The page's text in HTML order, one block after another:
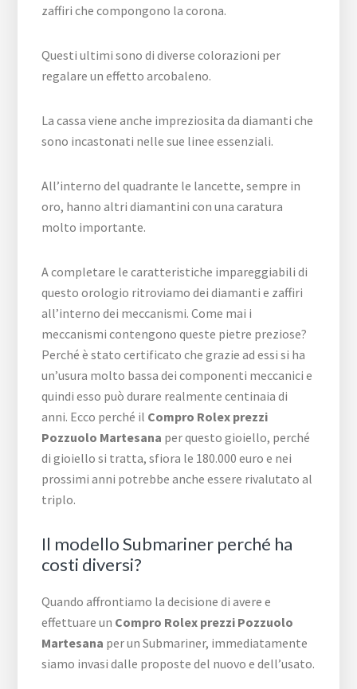
zaffiri che compongono la corona.
Questi ultimi sono di diverse colorazioni per
regalare un effetto arcobaleno.
La cassa viene anche impreziosita da diamanti che
sono incastonati nelle sue linee essenziali.
All’interno del quadrante le lancette, sempre in
oro, hanno altri diamantini con una caratura
molto importante.
A completare le caratteristiche impareggiabili di
questo orologio ritroviamo dei diamanti e zaffiri
all’interno dei meccanismi. Come mai i
meccanismi contengono queste pietre preziose?
Perché è stato certificato che grazie ad essi si ha
un’usura molto bassa dei componenti meccanici e
quindi esso può durare realmente centinaia di
anni. Ecco perché il Compro Rolex prezzi
Pozzuolo Martesana per questo gioiello, perché
di gioiello si tratta, sfiora le 180.000 euro e nei
prossimi anni potrebbe anche essere rivalutato al
triplo.
Il modello Submariner perché ha
costi diversi?
Quando affrontiamo la decisione di avere e
effettuare un Compro Rolex prezzi Pozzuolo
Martesana per un Submariner, immediatamente
siamo invasi dalle proposte del nuovo e dell’usato.